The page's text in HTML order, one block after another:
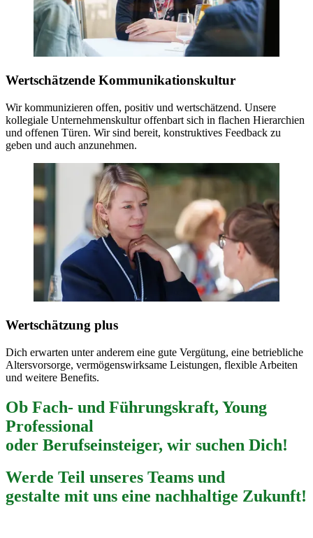
Wertschätzende Kommunikationskultur
Wir kommunizieren offen, positiv und wertschätzend. Unsere
kollegiale Unternehmenskultur offenbart sich in flachen Hierarchien
und offenen Türen. Wir sind bereit, konstruktives Feedback zu
geben und auch anzunehmen.
Wertschätzung plus
Dich erwarten unter anderem eine gute Vergütung, eine betriebliche
Altersvorsorge, vermögenswirksame Leistungen, flexible Arbeiten
und weitere Benefits.
Ob Fach- und Führungskraft, Young
Professional
oder Berufseinsteiger, wir suchen Dich!
Werde Teil unseres Teams und
gestalte mit uns eine nachhaltige Zukunft!